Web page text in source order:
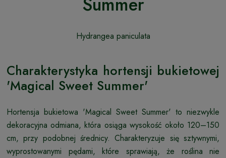
Hydrangea paniculata
Charakterystyka hortensji bukietowej
'Magical Sweet Summer'
Hortensja bukietowa 'Magical Sweet Summer' to niezwykle
dekoracyjna odmiana, która osiąga wysokość około 120–150
cm, przy podobnej średnicy. Charakteryzuje się sztywnymi,
wyprostowanymi pędami, które sprawiają, że roślina nie